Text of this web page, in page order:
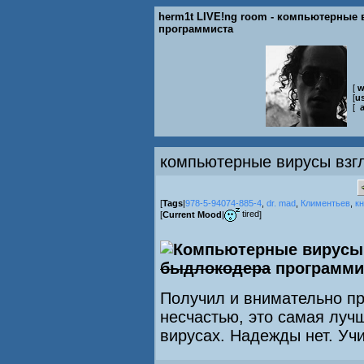
herm1t LIVE!ng room - компьютерные
программиста
[
[
[
компьютерные вирусы
[Tags 978-5-94074-885-4 dr. mad Климентьев
[Current Mood tired]
Компьютерные
быдлокодера
Получил и внимательно
несчастью, это самая
вирусах. Надежды нет.